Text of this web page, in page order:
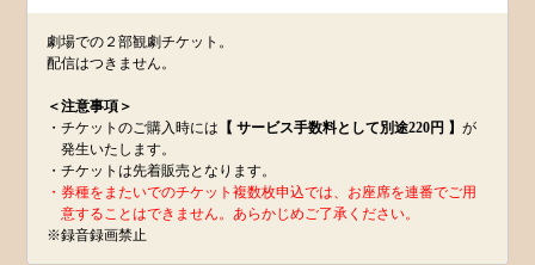
劇場での２部観劇チケット。
配信はつきません。
＜注意事項＞
・チケットのご購入時には
【 サービス手数料として別途220円 】が
発生いたします。
・チケットは先着販売となります。
・券種をまたいでのチケット複数枚申込では、お座席を連番でご用
意することはできません。あらかじめご了承ください。
※録音録画禁止